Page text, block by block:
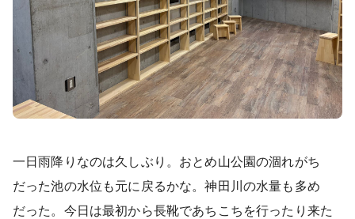
一日雨降りなのは久しぶり。おとめ山公園の涸れがち
だった池の水位も元に戻るかな。神田川の水量も多め
だった。今日は最初から長靴であちこちを行ったり来た